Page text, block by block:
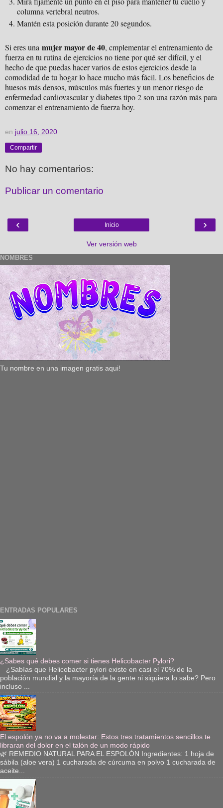
columna vertebral neutros.
Mantén esta posición durante 20 segundos.
Si eres una mujer mayor de 40, cmplementar el entrenamiento de
fuerza en tu rutina de ejercicios no tiene por qué ser difícil, y el
hecho de que puedas hacer varios de estos ejercicios desde la
comodidad de tu hogar lo hace mucho más fácil. Los beneficios de
huesos más densos, músculos más fuertes y un menor riesgo de
enfermedad cardiovascular y diabetes tipo 2 son una razón más para
comenzar el entrenamiento de fuerza hoy.
en julio 16, 2020
Compartir
No hay comentarios:
Publicar un comentario
‹ ›
Inicio
Ver versión web
NOMBRES
Tu nombre en una imagen gratis aqui!
ENTRADAS POPULARES
¿Sabes qué debes comer si tienes Helicobacter Pylori?
¿Sabías que Helicobacter pylori existe en casi el 70% de la
población mundial y la mayoría de la gente ni siquiera lo sabe? Pero
incluso ...
El espolón ya no va a molestar: Estos tres tratamientos sencillos te
libraran del dolor en el talón de un modo rápido
🌿 REMEDIO NATURAL PARA EL ESPOLÓN Ingredientes: 1 hoja de
sábila (aloe vera) 1 cucharada de cúrcuma en polvo 1 cucharada de
aceite...